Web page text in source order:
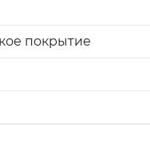
покрытие